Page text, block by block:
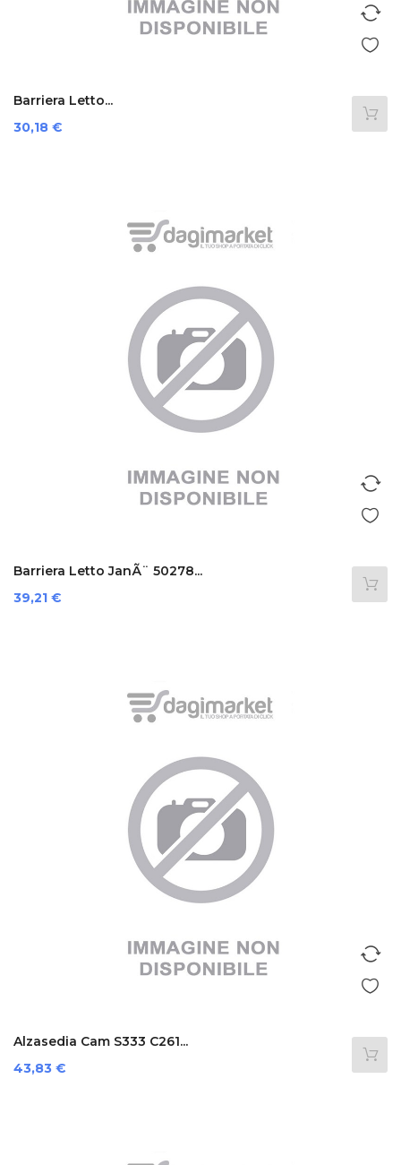
Barriera Letto...
Prezzo
30,18 €
Barriera Letto JanÃ¨ 50278...
Prezzo
39,21 €
Alzasedia Cam S333 C261...
Prezzo
43,83 €